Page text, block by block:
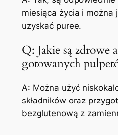
miesiąca życia i można
uzyskać puree.
Q: Jakie są zdrowe
gotowanych
A: Można użyć
składników oraz
bezglutenową z